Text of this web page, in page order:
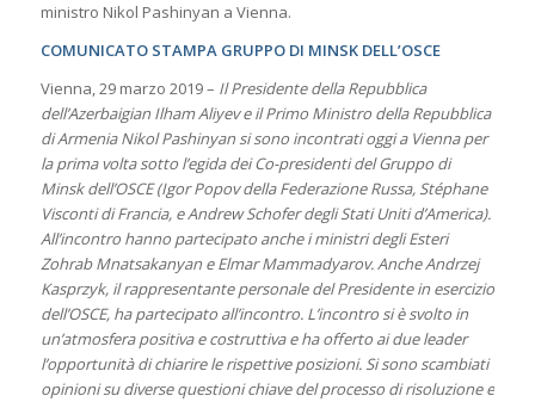
ministro Nikol Pashinyan a Vienna.
COMUNICATO STAMPA GRUPPO DI MINSK DELL’OSCE
Vienna, 29 marzo 2019 – Il Presidente della Repubblica
dell’Azerbaigian Ilham Aliyev e il Primo Ministro della Repubblica
di Armenia Nikol Pashinyan si sono incontrati oggi a Vienna per
la prima volta sotto l’egida dei Co-presidenti del Gruppo di
Minsk dell’OSCE (Igor Popov della Federazione Russa, Stéphane
Visconti di Francia, e Andrew Schofer degli Stati Uniti d’America).
All’incontro hanno partecipato anche i ministri degli Esteri
Zohrab Mnatsakanyan e Elmar Mammadyarov. Anche Andrzej
Kasprzyk, il rappresentante personale del Presidente in esercizio
dell’OSCE, ha partecipato all’incontro. L’incontro si è svolto in
un’atmosfera positiva e costruttiva e ha offerto ai due leader
l’opportunità di chiarire le rispettive posizioni. Si sono scambiati
opinioni su diverse questioni chiave del processo di risoluzione e